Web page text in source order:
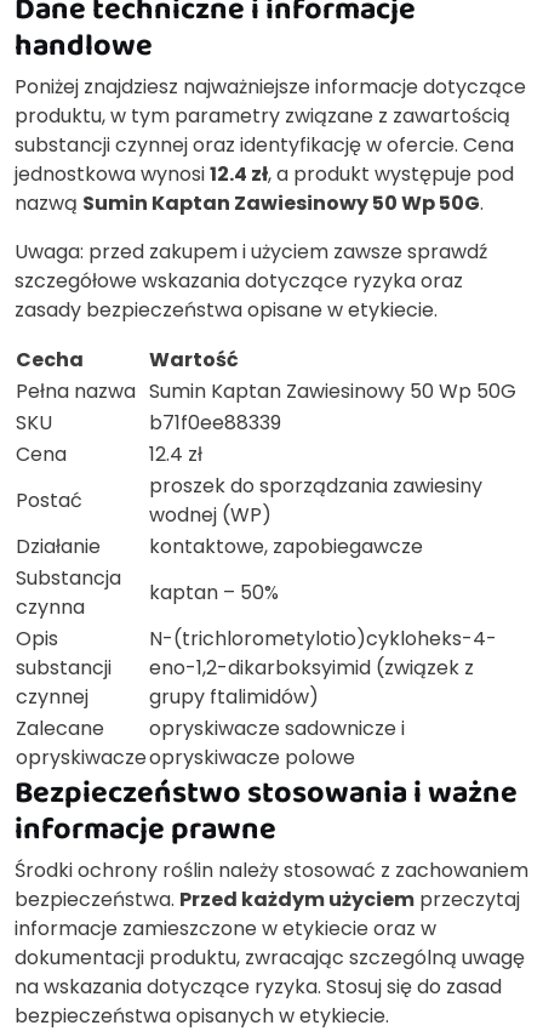
handlowe
Poniżej znajdziesz najważniejsze informacje dotyczące
produktu, w tym parametry związane z zawartością
substancji czynnej oraz identyfikację w ofercie. Cena
jednostkowa wynosi12.4 zł, a produkt występuje pod
nazwą Sumin Kaptan Zawiesinowy 50 Wp 50G.
Uwaga: przed zakupem i użyciem zawsze sprawdź
szczegółowe wskazania dotyczące ryzyka oraz
zasady bezpieczeństwa opisane w etykiecie.
Cecha
Wartość
Pełna nazwa Sumin Kaptan Zawiesinowy 50 Wp 50G
SKU
b71f0ee88339
Cena
12.4 zł
Postać
proszek do sporządzania zawiesiny
wodnej (WP)
Działanie
kontaktowe, zapobiegawcze
Substancja
czynna
kaptan – 50%
Opis
substancji
czynnej
N-(trichlorometylotio)cykloheks-4-
eno-1,2-dikarboksyimid (związek z
grupy ftalimidów)
Zalecane
opryskiwacze
opryskiwacze sadownicze i
opryskiwacze polowe
Bezpieczeństwo stosowania i ważne
informacje prawne
Środki ochrony roślin należy stosować z zachowaniem
bezpieczeństwa. Przed każdym użyciem przeczytaj
informacje zamieszczone w etykiecie oraz w
dokumentacji produktu, zwracając szczególną uwagę
na wskazania dotyczące ryzyka. Stosuj się do zasad
bezpieczeństwa opisanych w etykiecie.